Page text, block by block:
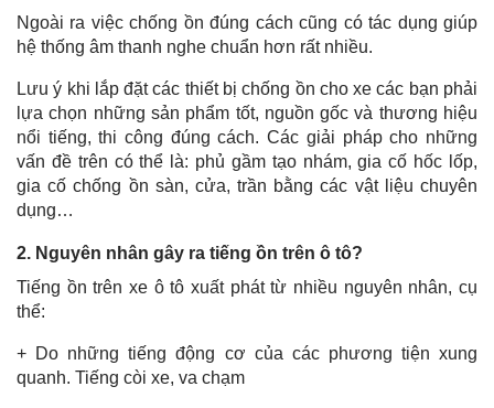
Ngoài ra việc chống ồn đúng cách cũng có tác dụng giúp
hệ thống âm thanh nghe chuẩn hơn rất nhiều.
Lưu ý khi lắp đặt các thiết bị chống ồn cho xe các bạn phải
lựa chọn những sản phẩm tốt, nguồn gốc và thương hiệu
nổi tiếng, thi công đúng cách. Các giải pháp cho những
vấn đề trên có thể là: phủ gầm tạo nhám, gia cố hốc lốp,
gia cố chống ồn sàn, cửa, trần bằng các vật liệu chuyên
dụng…
2. Nguyên nhân gây ra tiếng ồn trên ô tô?
Tiếng ồn trên xe ô tô xuất phát từ nhiều nguyên nhân, cụ
thể:
+ Do những tiếng động cơ của các phương tiện xung
quanh. Tiếng còi xe, va chạm